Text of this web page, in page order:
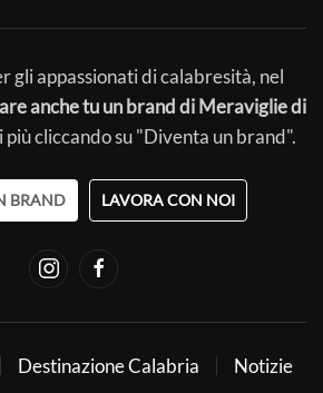
gli appassionati di calabresità, nel
anche tu un brand di Meraviglie di
più cliccando su "Diventa un brand".
BRAND LAVORA CON NOI
Destinazione Calabria
Notizie